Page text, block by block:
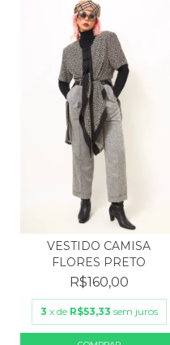
VESTIDO CAMISA
FLORES PRETO
R$160,00
3 x de R$53,33 sem juros